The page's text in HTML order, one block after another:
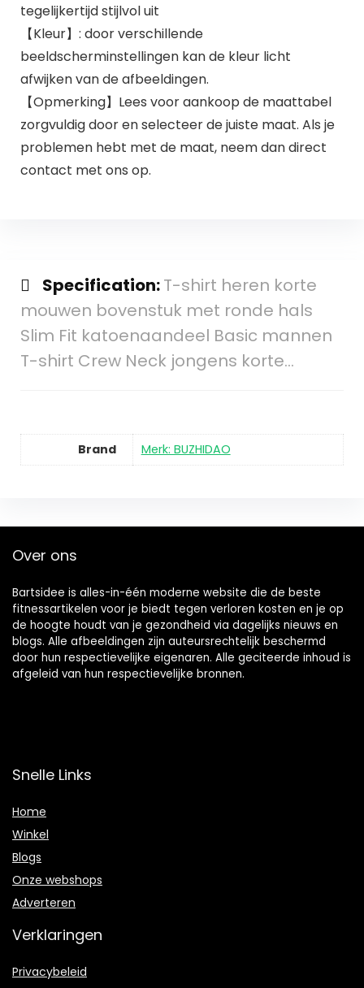
tegelijkertijd stijlvol uit
【Kleur】: door verschillende
beeldscherminstellingen kan de kleur licht
afwijken van de afbeeldingen.
【Opmerking】Lees voor aankoop de maattabel
zorgvuldig door en selecteer de juiste maat. Als je
problemen hebt met de maat, neem dan direct
contact met ons op.
Specification:T-shirt heren korte
mouwen bovenstuk met ronde hals
Slim Fit katoenaandeel Basic mannen
T-shirt Crew Neck jongens korte…
Brand Merk: BUZHIDAO
Over ons
Bartsidee is alles-in-één moderne website die de beste
fitnessartikelen voor je biedt tegen verloren kosten en je op
de hoogte houdt van je gezondheid via dagelijks nieuws en
blogs. Alle afbeeldingen zijn auteursrechtelijk beschermd
door hun respectievelijke eigenaren. Alle geciteerde inhoud is
afgeleid van hun respectievelijke bronnen.
Snelle Links
Home
Winkel
Blogs
Onze webshops
Adverteren
Verklaringen
Privacybeleid